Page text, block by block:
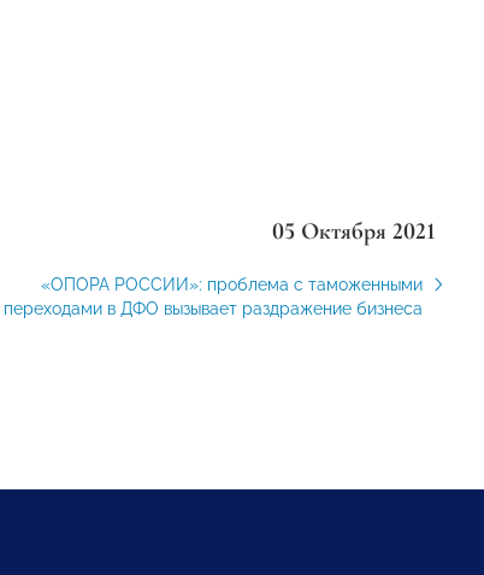
05 Октября 2021
«ОПОРА РОССИИ»: проблема с таможенными
переходами в ДФО вызывает раздражение бизнеса